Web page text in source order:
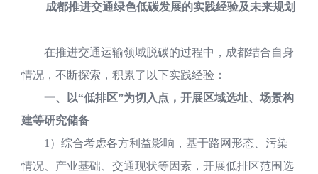
成都推进交通绿色低碳发展的实践经验及未来规划
在推进交通运输领域脱碳的过程中，成都结合自身
情况，不断探索，积累了以下实践经验：
一、以“低排区”为切入点，开展区域选址、场景构
建等研究储备
1）综合考虑各方利益影响，基于路网形态、污染
情况、产业基础、交通现状等因素，开展低排区范围选